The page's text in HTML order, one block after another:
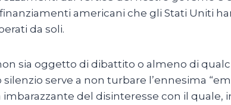
americani che gli Stati Uniti
da soli.
sia oggetto di dibattito o almeno di
serve a non turbare l’ennesima
imbarazzante del disinteresse con il